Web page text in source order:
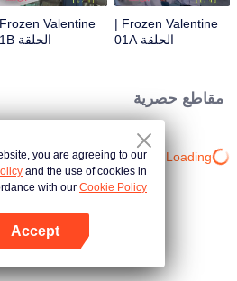
Frozen Valentine |
الحلقة 01A
الحلقة 01B
مقاطع حصرية
Loading…
you are agreeing to our
and the use of cookies in
with our Cookie Policy.
Accept